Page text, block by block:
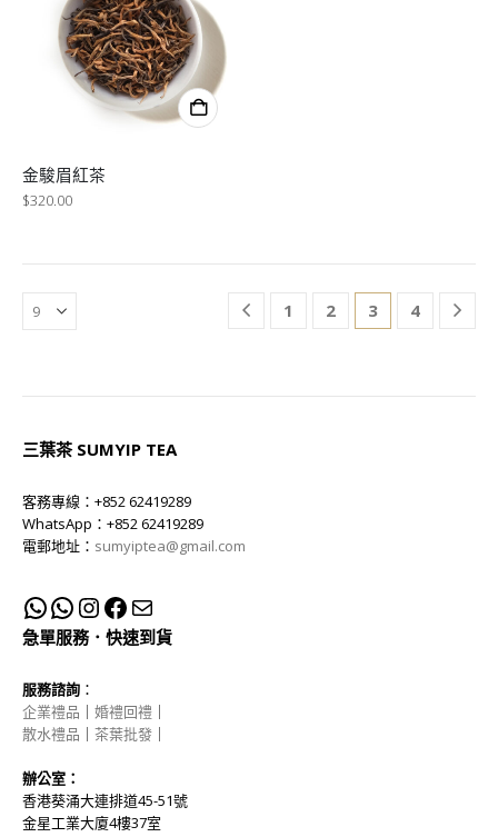
金駿眉紅茶
$320.00
1 2 3 4
三葉茶 SUMYIP TEA
客務專線：+852 62419289
WhatsApp：+852 62419289
電郵地址： sumyiptea@gmail.com
急單服務．快速到貨
服務諮詢 ：
企業禮品 ｜ 婚禮回禮 ｜
散水禮品 ｜ 茶葉批發 ｜
辦公室：
香港葵涌大連排道45-51號
金星工業大廈4樓37室